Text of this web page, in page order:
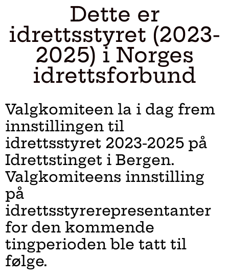
Dette er
idrettsstyret (2023-
2025) i Norges
idrettsforbund
Valgkomiteen la i dag frem
innstillingen til
idrettsstyret 2023-2025 på
Idrettstinget i Bergen.
Valgkomiteens innstilling
på
idrettsstyrerepresentanter
for den kommende
tingperioden ble tatt til
følge.